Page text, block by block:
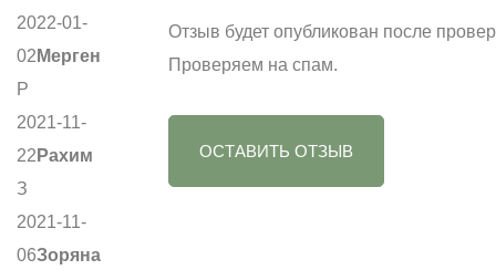
2022-01-
02 Мерген
Р
2021-11-
22 Рахим
З
2021-11-
06Зоряна
Отзыв будет опубликован после
Проверяем на спам.
ОСТАВИТЬ ОТЗЫВ